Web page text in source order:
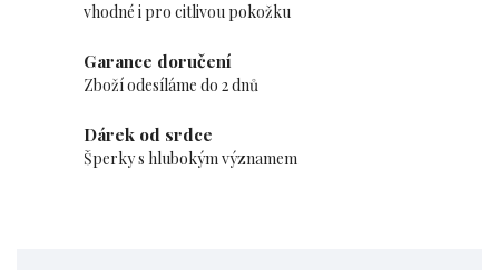
vhodné i pro citlivou pokožku
Garance doručení
Zboží odesíláme do 2 dnů
Dárek od srdce
Šperky s hlubokým významem